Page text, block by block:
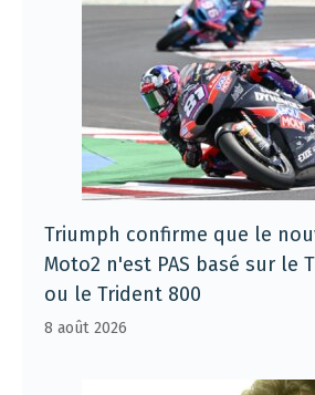
Triumph confirme que le
Moto2 n'est PAS basé sur le
ou le Trident 800
8 août 2026